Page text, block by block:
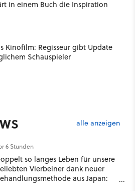
in einem Buch die Inspiration
Kinofilm: Regisseur gibt Update
Schauspieler
alle anzeigen
6 Stunden
so langes Leben für unsere
Vierbeiner dank neuer
aus Japan: